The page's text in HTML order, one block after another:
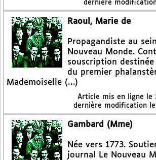
dernière
Raoul, Marie de
Propagandiste au
Nouveau Monde.
souscription
du premier
Mademoiselle (…)
Article mis en ligne le
dernière modification
Gambard (Mme)
Née vers 1773.
journal Le Nouveau